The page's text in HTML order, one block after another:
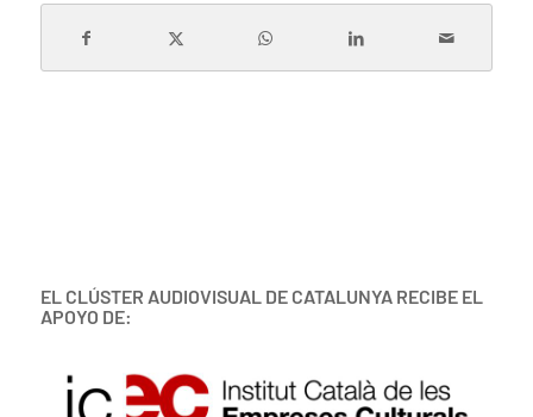
EL CLÚSTER AUDIOVISUAL DE CATALUNYA RECIBE EL
APOYO DE: